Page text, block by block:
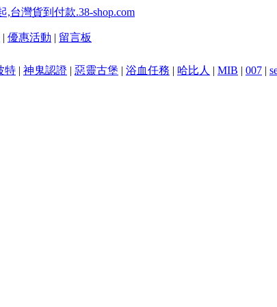
| 優惠活動 | 留言板
特 | 神鬼認證 | 惡靈古堡 | 浴血任務 | 哈比人 | MIB | 007 |